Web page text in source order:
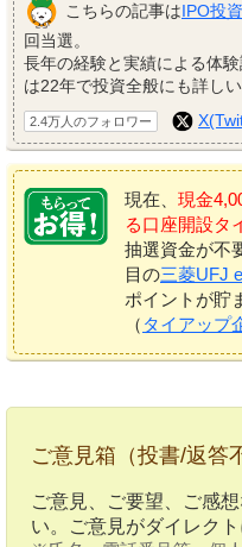
こちらの記事はIPO投
回当選。
長年の経験と実績による体験
は22年で投資全般にも詳しい
2.4万人のフォロワー
現在、 現金
る口座開設タ
抽選資金が不
目の三菱UFJ
ポイントが貯
（ タイアップ
ご意見箱（投書/返答
ご意見、ご要望、ご感
い。ご意見がダイレクト